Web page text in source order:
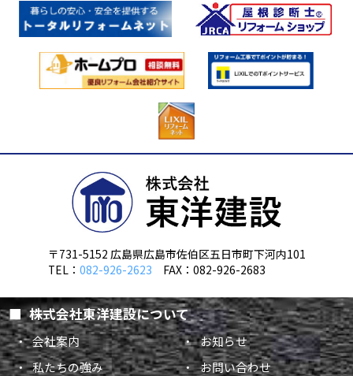
〒731-5152 広島県広島市佐伯区五日市町下河内101
TEL： 082-926-2623 FAX：082-926-2683
株式会社東洋建設について
会社案内
私たちの強み
お知らせ
お問い合わせ